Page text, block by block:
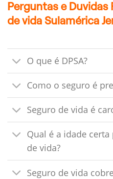
Perguntas e
de vida Sulamérica
O que é DPSA?
Como o seguro é
Seguro de vida é
Qual é a idade
de vida?
Seguro de vida